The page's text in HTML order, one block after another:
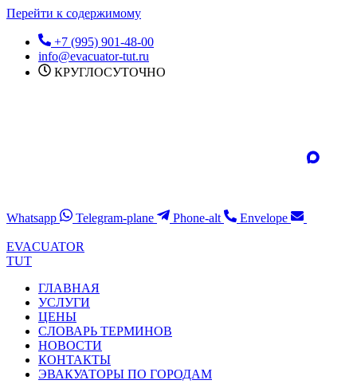
Перейти к содержимому
+7 (995) 901-48-00
info@evacuator-tut.ru
КРУГЛОСУТОЧНО
Whatsapp Telegram-plane Phone-alt Envelope
EVACUATOR
TUT
ГЛАВНАЯ
УСЛУГИ
ЦЕНЫ
СЛОВАРЬ ТЕРМИНОВ
НОВОСТИ
КОНТАКТЫ
ЭВАКУАТОРЫ ПО ГОРОДАМ